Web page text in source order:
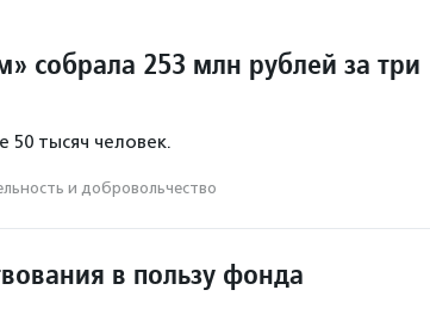
собрала 253 млн рублей за три
50 тысяч человек.
и доброволь­чест­во
в пользу фонда